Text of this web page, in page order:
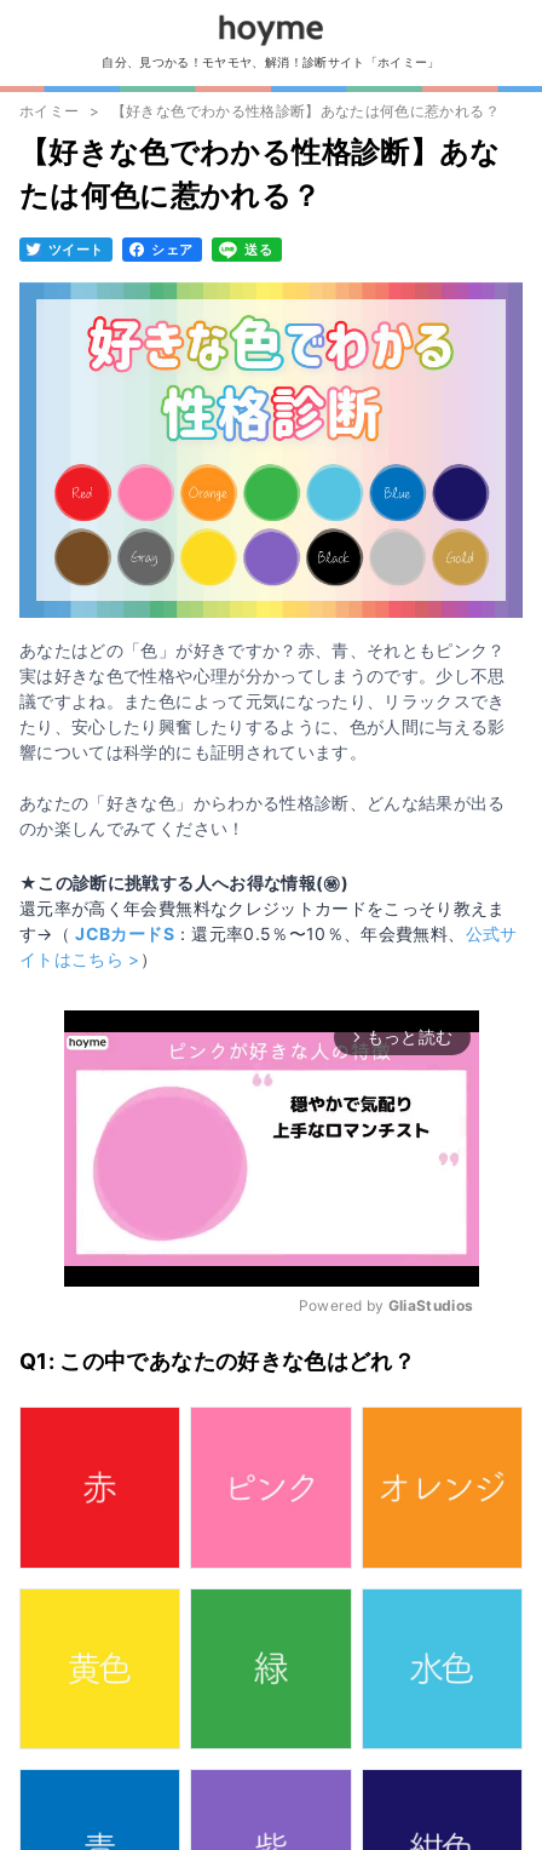
自分、見つかる！モヤモヤ、解消！診断サイト「ホイミー」
ホイミー 【好きな色でわかる性格診断】あなたは何色に惹かれる？
【好きな色でわかる性格診断】あな
たは何色に惹かれる？
ツイート シェア 送る
あなたはどの「色」が好きですか？赤、青、それともピンク？
実は好きな色で性格や心理が分かってしまうのです。少し不思
議ですよね。また色によって元気になったり、リラックスでき
たり、安心したり興奮したりするように、色が人間に与える影
響については科学的にも証明されています。
あなたの「好きな色」からわかる性格診断、どんな結果が出る
のか楽しんでみてください！
★この診断に挑戦する人へお得な情報(㊙️)
還元率が高く年会費無料なクレジットカードをこっそり教えま
す→（JCBカードS：還元率0.5％〜10％、年会費無料、 公式サ
イトはこちら > ）
arrow_forward_ios もっと読む
Mute
Powered by GliaStudios
Q1: この中であなたの好きな色はどれ？